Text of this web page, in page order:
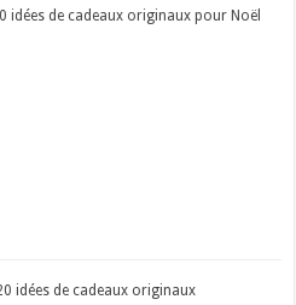
idées de cadeaux originaux pour Noël
idées de cadeaux originaux